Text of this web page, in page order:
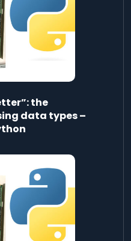
the
data types –